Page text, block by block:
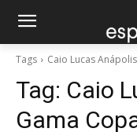
Tags Caio Lucas
Tag: Caio
Gama